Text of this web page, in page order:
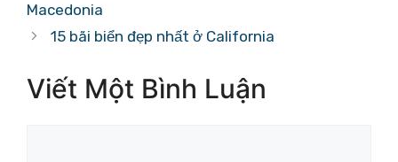
Macedonia
15 bãi biển đẹp nhất ở California
Viết Một Bình Luận